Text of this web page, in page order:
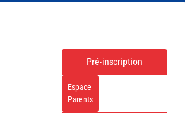
Pré-inscription
Espace
Parents